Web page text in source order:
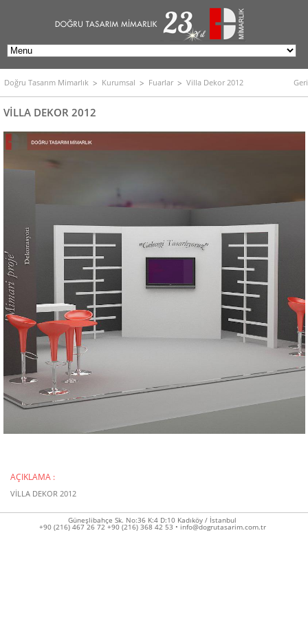
Doğru Tasarım Mimarlık Kurumsal Fuarlar Villa Dekor 2012 Geri
VİLLA DEKOR 2012
AÇIKLAMA :
VİLLA DEKOR 2012
Güneşlibahçe Sk. No:36 K:4 D:10 Kadıköy / İstanbul
+90 (216) 467 26 72 +90 (216) 368 42 53 • info@dogrutasarim.com.tr